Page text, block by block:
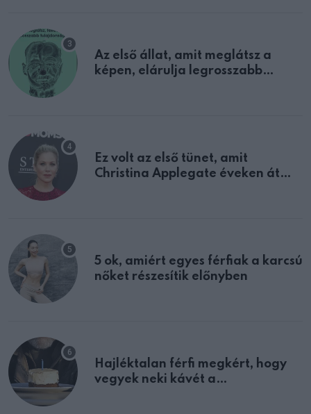
Az első állat, amit meglátsz a
képen, elárulja legrosszabb
Ez volt az első tünet, amit
Christina Applegate éveken át
5 ok, amiért egyes férfiak a karcsú
nőket részesítik előnyben
Hajléktalan férfi megkért, hogy
vegyek neki kávét a